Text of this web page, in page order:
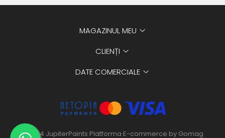
MAGAZINUL MEU
CLIENȚI
DATE COMERCIALE
©2024 JupiterPaints Platforma E-commerce by Gomag